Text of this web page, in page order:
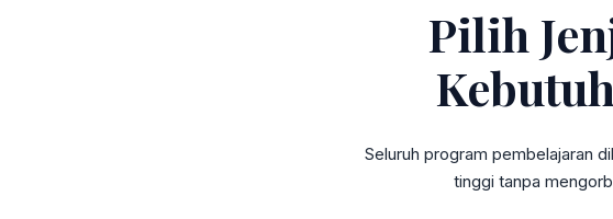
Pilih
Seluruh program pembelajaran
tinggi tanpa